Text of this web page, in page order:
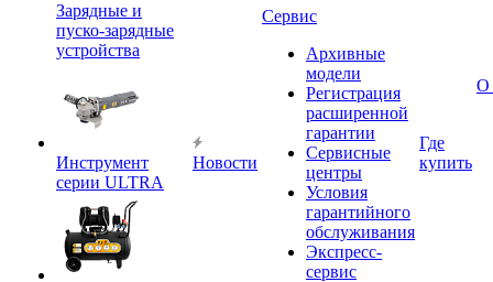
Зарядные и
пуско-зарядные
устройства
Инструмент
серии ULTRA
Новости
Сервис
Архивные
модели
Регистрация
расширенной
гарантии
Сервисные
центры
Условия
гарантийного
обслуживания
Экспресс-
сервис
Где
купить
О